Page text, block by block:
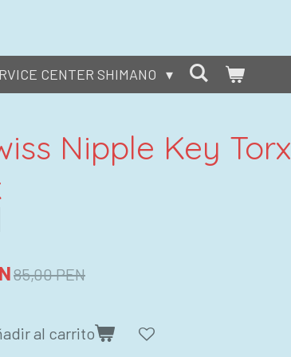
CENTER SHIMANO
Nipple Key Torx
85,00 PEN
al carrito